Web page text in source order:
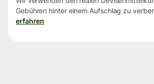
Gebühren hinter einem Aufschlag zu
erfahren